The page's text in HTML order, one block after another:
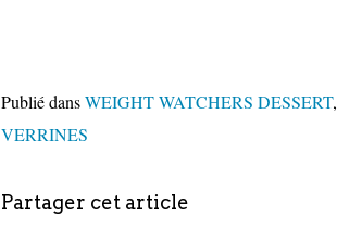
Publié dansWEIGHT WATCHERS DESSERT,
VERRINES
Partager cet article